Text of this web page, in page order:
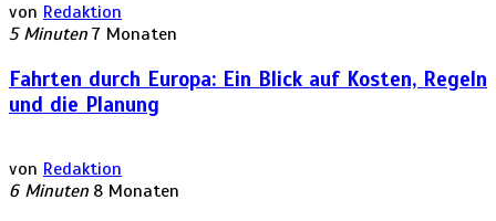
von Redaktion
5 Minuten 7 Monaten
Fahrten durch Europa: Ein Blick auf Kosten, Regeln
und die Planung
von Redaktion
6 Minuten 8 Monaten